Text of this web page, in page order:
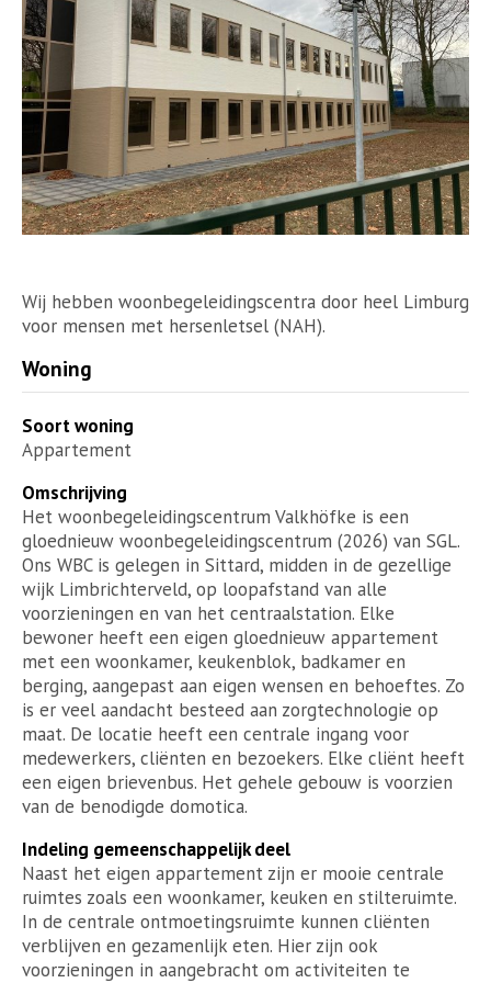
Wij hebben woonbegeleidingscentra door heel Limburg
voor mensen met hersenletsel (NAH).
Woning
Soort woning
Appartement
Omschrijving
Het woonbegeleidingscentrum Valkhöfke is een
gloednieuw woonbegeleidingscentrum (2026) van SGL.
Ons WBC is gelegen in Sittard, midden in de gezellige
wijk Limbrichterveld, op loopafstand van alle
voorzieningen en van het centraalstation. Elke
bewoner heeft een eigen gloednieuw appartement
met een woonkamer, keukenblok, badkamer en
berging, aangepast aan eigen wensen en behoeftes. Zo
is er veel aandacht besteed aan zorgtechnologie op
maat. De locatie heeft een centrale ingang voor
medewerkers, cliënten en bezoekers. Elke cliënt heeft
een eigen brievenbus. Het gehele gebouw is voorzien
van de benodigde domotica.
Indeling gemeenschappelijk deel
Naast het eigen appartement zijn er mooie centrale
ruimtes zoals een woonkamer, keuken en stilteruimte.
In de centrale ontmoetingsruimte kunnen cliënten
verblijven en gezamenlijk eten. Hier zijn ook
voorzieningen in aangebracht om activiteiten te